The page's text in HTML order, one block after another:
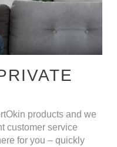
products and we
customer service
for you – quickly